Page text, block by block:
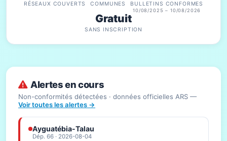
RÉSEAUX COUVERTS COMMUNES BULLETINS CONFORMES
10/08/2025 – 10/08/2026
Gratuit
SANS INSCRIPTION
Alertes en cours
Non-conformités détectées · données officielles ARS —
Voir toutes les alertes →
Ayguatébia-Talau
Dép. 66 · 2026-08-04